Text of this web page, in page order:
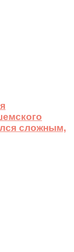
сложным,